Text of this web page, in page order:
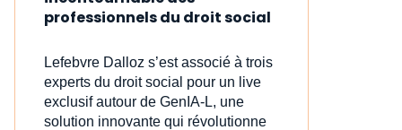
professionnels du droit social
Lefebvre Dalloz s’est associé à trois
experts du droit social pour un live
exclusif autour de GenIA‑L, une
solution innovante qui révolutionne